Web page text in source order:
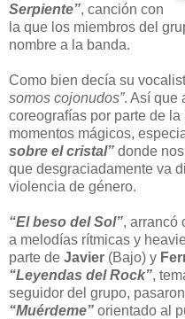
Serpiente”, canción con
la que los miembros del
nombre a la banda.
Como bien decía su
somos cojonudos”. Así que
coreografías por parte de
momentos mágicos,
sobre el cristal” donde
que desgraciadamente va
violencia de género.
“El beso del Sol”, arrancó
a melodías rítmicas y
parte de Javier (Bajo) y
“Leyendas del Rock”,
seguidor del grupo,
“Muérdeme” orientado al